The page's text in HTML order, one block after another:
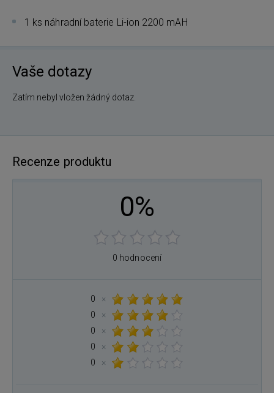
1 ks náhradní baterie Li-ion 2200 mAH
Vaše dotazy
Zatím nebyl vložen žádný dotaz.
Recenze produktu
0%
0 hodnocení
0
×
0
×
0
×
0
×
0
×